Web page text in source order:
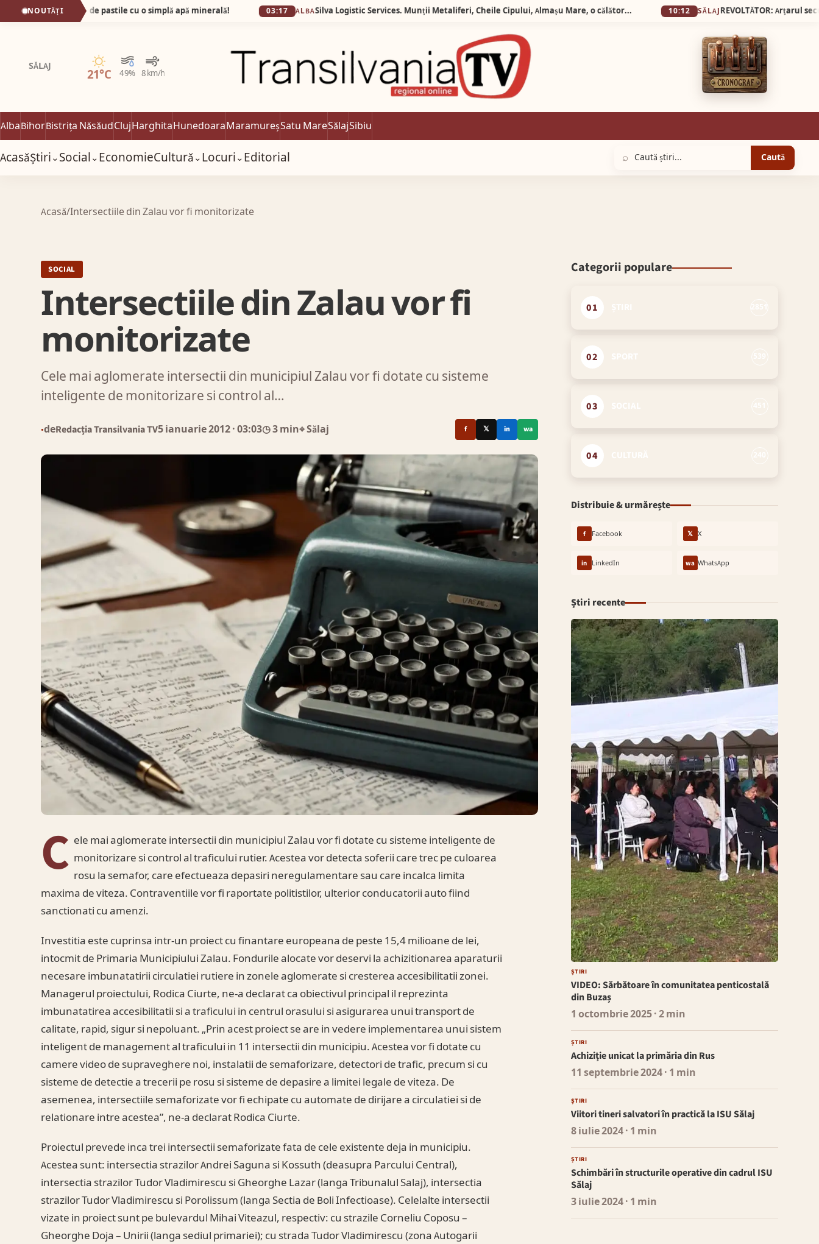
NOUTĂȚI
pumnul de pastile cu o simplă apă minerală! 03:17 ALBA Silva Logistic Services. Munții Metaliferi, Cheile Cipului, Almașu Mare, o călătorie spre inima de piatră și verdeață a Apusenilor. 10:12 SĂLAJ
SĂLAJ
21°C 49% 8 km/h
Senin
AlbaBihorBistrița NăsăudClujHarghitaHunedoaraMaramureșSatu MareSălajSibiu
AcasăȘtiri⌄Social⌄EconomieCultură⌄Locuri⌄Editorial ⌕ Caută
Acasă/Intersectiile din Zalau vor fi monitorizate
SOCIAL
Intersectiile din Zalau vor fi
monitorizate
Cele mai aglomerate intersectii din municipiul Zalau vor fi dotate cu sisteme
inteligente de monitorizare si control al…
●deRedacția Transilvania TV5 ianuarie 2012· 03:03◷ 3 min⌖ Sălaj f 𝕏 in wa
C ele mai aglomerate intersectii din municipiul Zalau vor fi dotate cu sisteme inteligente de
monitorizare si control al traficului rutier. Acestea vor detecta soferii care trec pe culoarea
rosu la semafor, care efectueaza depasiri neregulamentare sau care incalca limita
maxima de viteza. Contraventiile vor fi raportate politistilor, ulterior conducatorii auto fiind
sanctionati cu amenzi.
Investitia este cuprinsa intr-un proiect cu finantare europeana de peste 15,4 milioane de lei,
intocmit de Primaria Municipiului Zalau. Fondurile alocate vor deservi la achizitionarea aparaturii
necesare imbunatatirii circulatiei rutiere in zonele aglomerate si cresterea accesibilitatii zonei.
Managerul proiectului, Rodica Ciurte, ne-a declarat ca obiectivul principal il reprezinta
imbunatatirea accesibilitatii si a traficului in centrul orasului si asigurarea unui transport de
calitate, rapid, sigur si nepoluant. „Prin acest proiect se are in vedere implementarea unui sistem
inteligent de management al traficului in 11 intersectii din municipiu. Acestea vor fi dotate cu
camere video de supraveghere noi, instalatii de semaforizare, detectori de trafic, precum si cu
sisteme de detectie a trecerii pe rosu si sisteme de depasire a limitei legale de viteza. De
asemenea, intersectiile semaforizate vor fi echipate cu automate de dirijare a circulatiei si de
relationare intre acestea”, ne-a declarat Rodica Ciurte.
Proiectul prevede inca trei intersectii semaforizate fata de cele existente deja in municipiu.
Acestea sunt: intersectia strazilor Andrei Saguna si Kossuth (deasupra Parcului Central),
intersectia strazilor Tudor Vladimirescu si Gheorghe Lazar (langa Tribunalul Salaj), intersectia
strazilor Tudor Vladimirescu si Porolissum (langa Sectia de Boli Infectioase). Celelalte intersectii
vizate in proiect sunt pe bulevardul Mihai Viteazul, respectiv: cu strazile Corneliu Coposu –
Gheorghe Doja – Unirii (langa sediul primariei); cu strada Tudor Vladimirescu (zona Autogarii
Categorii populare
01
02
03
04
Distribuie & urmărește
f Facebook 𝕏 X
in LinkedIn wa WhatsApp
Știri recente
ȘTIRI
VIDEO: Sărbătoare în comunitatea penticostală
din Buzaș
1 octombrie 2025· 2 min
ȘTIRI
Achiziție unicat la primăria din Rus
11 septembrie 2024· 1 min
ȘTIRI
Viitori tineri salvatori în practică la ISU Sălaj
8 iulie 2024· 1 min
ȘTIRI
Schimbări în structurile operative din cadrul ISU
Sălaj
3 iulie 2024· 1 min